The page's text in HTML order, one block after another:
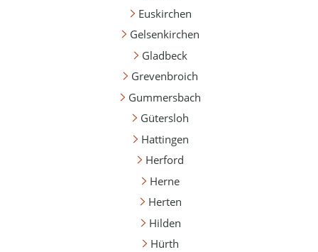
Euskirchen
Gelsenkirchen
Gladbeck
Grevenbroich
Gummersbach
Gütersloh
Hattingen
Herford
Herne
Herten
Hilden
Hürth